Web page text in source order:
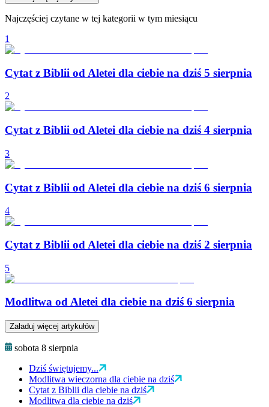
Najczęściej czytane w tej kategorii w tym miesiącu
1
Cytat z Biblii od Aletei dla ciebie na dziś 5 sierpnia
2
Cytat z Biblii od Aletei dla ciebie na dziś 4 sierpnia
3
Cytat z Biblii od Aletei dla ciebie na dziś 6 sierpnia
4
Cytat z Biblii od Aletei dla ciebie na dziś 2 sierpnia
5
Modlitwa od Aletei dla ciebie na dziś 6 sierpnia
Załaduj więcej artykułów
sobota 8 sierpnia
Dziś świętujemy...
Modlitwa wieczorna dla ciebie na dziś
Cytat z Biblii dla ciebie na dziś
Modlitwa dla ciebie na dziś